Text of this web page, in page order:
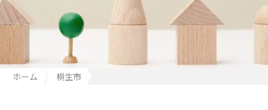
ホーム
桐生市